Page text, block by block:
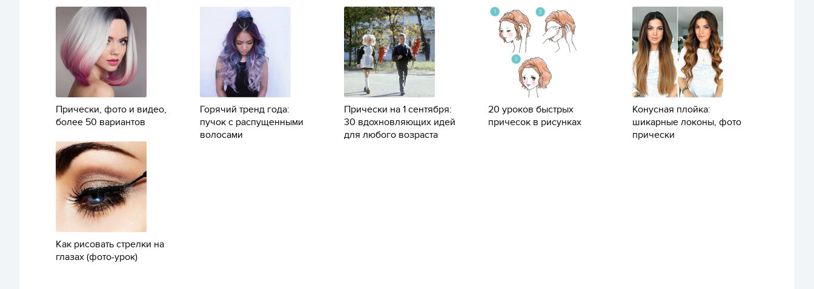
Прически, фото и видео,
более 50 вариантов
Горячий тренд года:
пучок с распущенными
волосами
Прически на 1 сентября:
30 вдохновляющих идей
для любого возраста
20 уроков быстрых
причесок в рисунках
Конусная плойка:
шикарные локоны, фото
прически
Как рисовать стрелки на
глазах (фото-урок)